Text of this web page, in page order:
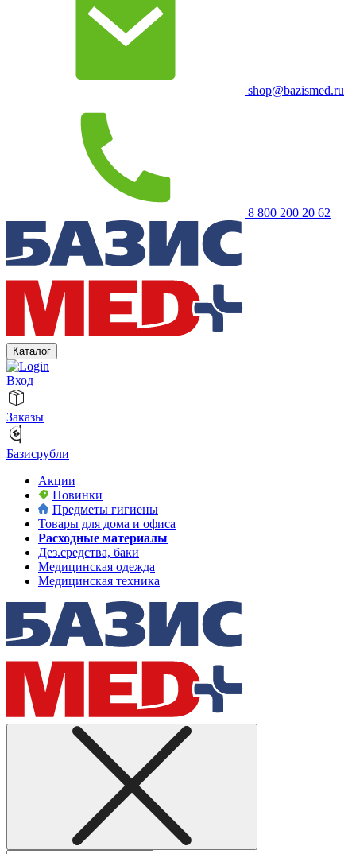
shop@bazismed.ru
8 800 200 20 62
Каталог
Вход
Заказы
Базисрубли
Акции
Новинки
Предметы гигиены
Товары для дома и офиса
Расходные материалы
Дез.средства, баки
Медицинская одежда
Медицинская техника